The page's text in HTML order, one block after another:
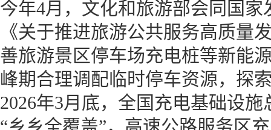
今年4月，文化和旅游部会同国
《关于推进旅游公共服务高质量
善旅游景区停车场充电桩等新能
峰期合理调配临时停车资源，探
2026年3月底，全国充电基础设